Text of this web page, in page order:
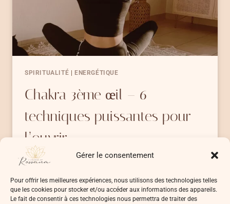
Gérer le consentement
Pour offrir les meilleures expériences, nous utilisons des technologies telles
que les cookies pour stocker et/ou accéder aux informations des appareils.
Le fait de consentir à ces technologies nous permettra de traiter des
SPIRITUALITÉ | ENERGÉTIQUE
Chakra 3ème œil – 6
techniques puissantes pour
l’ouvrir
Si tu es tombé(e) sur mon article c’est que tu…
LIRE LA SUITECHAKRA
3ÈME